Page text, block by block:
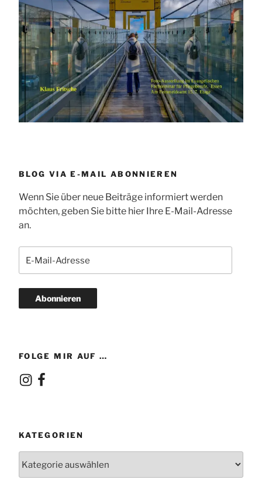
BLOG VIA E-MAIL ABONNIEREN
Wenn Sie über neue Beiträge informiert werden
möchten, geben Sie bitte hier Ihre E-Mail-Adresse
an.
Mail-
Abonnieren
FOLGE MIR AUF …
Instagram
Facebook
KATEGORIEN